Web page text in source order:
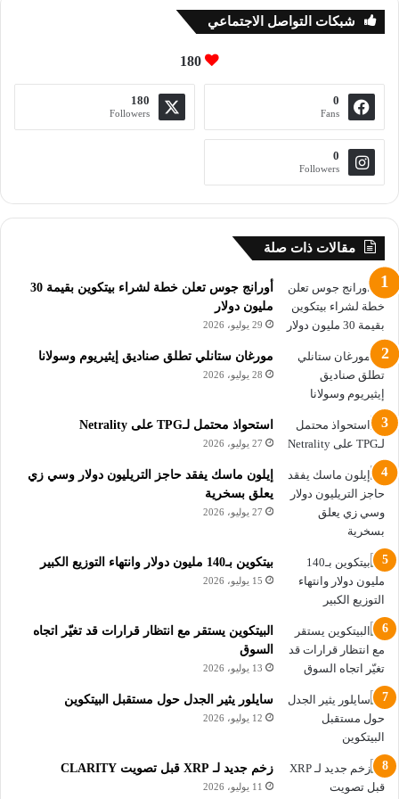
قال ميكلوش فيزبريمي، الرئيس التنفيذي للعمليات في منصة بث
متكاملة مع تكنولوجيا الويب 3: “على المدى الطويل، سيكون الأمر
الاقتصاد العالمي”.
وأضاف: “أعتقد أنه بمجرد أن تبدأ التعريفات الجمركية في التأثير
على الدول، ستحدث الكثير من الأضرار، وقد نتجه إلى أوقات
تدفق الأموال بشكل ملحوظ.
فقد بلغ إجمالي استثمارات رأس المال المغامر العالمي في شركات
أفضل ربع منذ منتصف عام 2022، وفقاً لبيانات “بيتش بوك”
(PitchBook).
حدث هام في مدينة عربية يرسم مستقبل العملات الرقمية
وقال أحد الحاضرين، هربرت آر. سيم، الذي كان يرتدي سترة بطابع
البيتكوين، إن التنبؤ بتأثير سياسات ترامب على قطاع العملات
الرقمية أمر صعب للغاية “لكن حتى الآن… التقدم يتركز في الجانب
التنظيمي”.
الإمارات تتحول إلى مركز عالمي
للعملات الرقمية
تواصل الإمارات العربية المتحدة ترسيخ مكانتها كمركز رئيسي
لشركات العملات الرقمية، مع قيام العديد منها بفتح مقرات جديدة أو
السعي للتوسع فيها.
وأعلنت “بينانس” (Binance)، أكبر منصة لتداول العملات الرقمية في
أبوظبي، استثمرت ملياري دولار فيها، مما عمّق علاقاتها مع الإمارات.
شبكات التواصل الاجتماعي
180
0
Fans
180
Followers
0
Followers
مقالات ذات صلة
أورانج جوس تعلن خطة لشراء بيتكوين بقيمة 30
مليون دولار
29 يوليو، 2026
مورغان ستانلي تطلق صناديق إيثيريوم وسولانا
28 يوليو، 2026
استحواذ محتمل لـTPG على Netrality
27 يوليو، 2026
إيلون ماسك يفقد حاجز التريليون دولار وسي زي
يعلق بسخرية
27 يوليو، 2026
بيتكوين بـ140 مليون دولار وانتهاء التوزيع الكبير
15 يوليو، 2026
البيتكوين يستقر مع انتظار قرارات قد تغيّر اتجاه
السوق
13 يوليو، 2026
سايلور يثير الجدل حول مستقبل البيتكوين
12 يوليو، 2026
زخم جديد لـ XRP قبل تصويت CLARITY
11 يوليو، 2026